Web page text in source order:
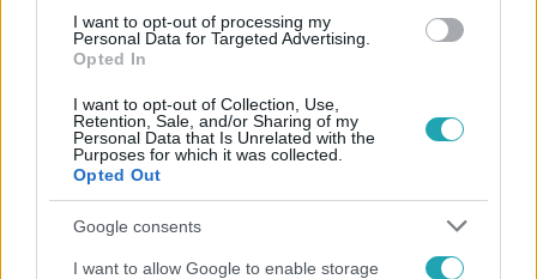
I want to opt-out of processing my
Personal Data for Targeted Advertising.
Opted In
I want to opt-out of Collection, Use,
Retention, Sale, and/or Sharing of my
Personal Data that Is Unrelated with the
Purposes for which it was collected.
Opted Out
Google consents
I want to allow Google to enable storage
Terhesen rabolt ki egy idős asszonyt, gyermekét
már a rabkórházban hozta világra
Tápiószecsőn, egy idős asszony volt az áldozata. Május
végén, pár óra alatt kétszer tört be 90 éves áldozatához,
második alkalommal meglökte, rugdosta és meg is ütötte
a nőt. A rendőrség még aznap elfogta a 31 éves támadót,
a bíróság pedig néhány nappal később letartóztatta. Úgy
tudjuk, a nő közvetlenül ezután, már egy bv-